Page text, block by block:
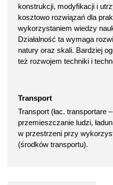
konstrukcji, modyfikacji i
kosztowo rozwiązań dla
wykorzystaniem wiedzy
Działalność ta wymaga
natury oraz skali. Bardziej
też rozwojem techniki i
Transport
Transport (łac. transportare
przemieszczanie ludzi,
w przestrzeni przy
(środków transportu).